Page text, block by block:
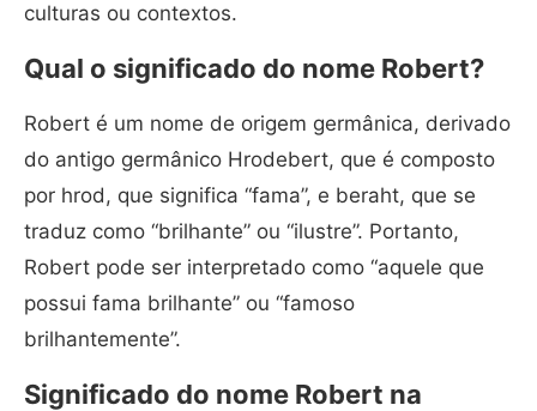
culturas ou contextos.
Qual o significado do nome Robert?
Robert é um nome de origem germânica, derivado
do antigo germânico Hrodebert, que é composto
por hrod, que significa “fama”, e beraht, que se
traduz como “brilhante” ou “ilustre”. Portanto,
Robert pode ser interpretado como “aquele que
possui fama brilhante” ou “famoso
brilhantemente”.
Significado do nome Robert na